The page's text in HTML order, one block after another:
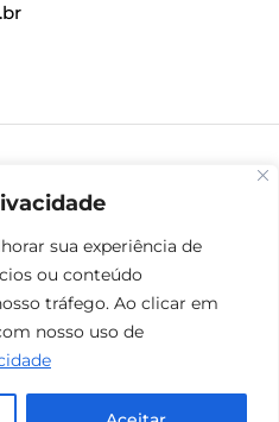
sua experiência de
ou conteúdo
tráfego. Ao clicar em
nosso uso de
reservados - West Group